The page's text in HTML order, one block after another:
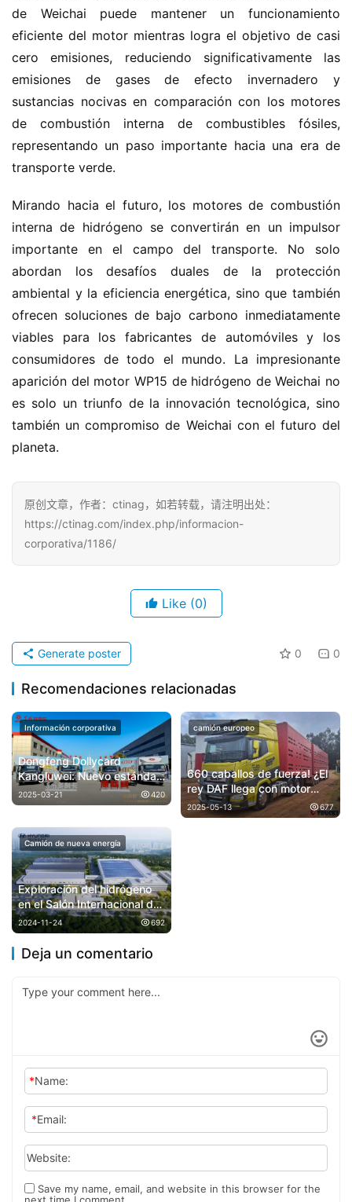
de Weichai puede mantener un funcionamiento
eficiente del motor mientras logra el objetivo de casi
cero emisiones, reduciendo significativamente las
emisiones de gases de efecto invernadero y
sustancias nocivas en comparación con los motores
de combustión interna de combustibles fósiles,
representando un paso importante hacia una era de
transporte verde.
Mirando hacia el futuro, los motores de combustión
interna de hidrógeno se convertirán en un impulsor
importante en el campo del transporte. No solo
abordan los desafíos duales de la protección
ambiental y la eficiencia energética, sino que también
ofrecen soluciones de bajo carbono inmediatamente
viables para los fabricantes de automóviles y los
consumidores de todo el mundo. La impresionante
aparición del motor WP15 de hidrógeno de Weichai no
es solo un triunfo de la innovación tecnológica, sino
también un compromiso de Weichai con el futuro del
planeta.
原创文章，作者：ctinag，如若转载，请注明出处：
https://ctinag.com/index.php/informacion-
corporativa/1186/
Like (0)
0 0
Generate poster
Recomendaciones relacionadas
Dongfeng Dollycard
Kangluwei: Nuevo estándar
de camiones ligeros de la
“clase azul”
2025-03-21 420
Información corporativa
​​660 caballos de fuerza! ¿El
rey DAF llega con motor
Cummins? Análisis en
imagen del DAF XG+
2025-05-13 677
camión europeo
Exploración del hidrógeno
en el Salón Internacional del
Automóvil de Guangzhou
2024: una nueva era de
energía.
2024-11-24 692
Camión de nueva energía
Deja un comentario
*Name:
*Email:
Website:
Save my name, email, and website in this browser for the